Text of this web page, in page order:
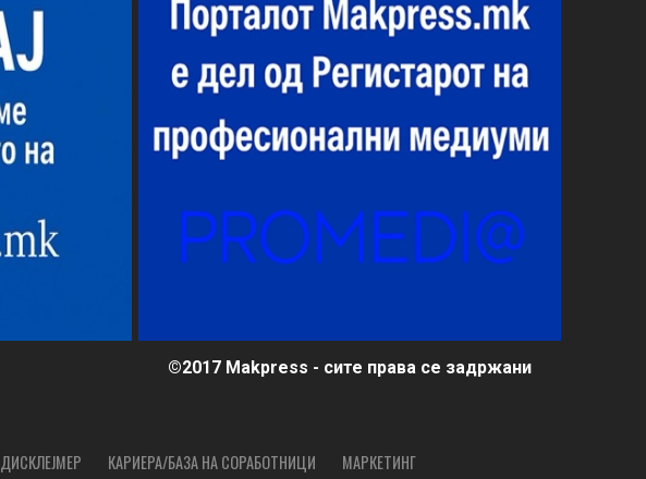
©2017 Makpress - сите права се задржани
ДИСКЛЕЈМЕР КАРИЕРА/БАЗА НА СОРАБОТНИЦИ МАРКЕТИНГ